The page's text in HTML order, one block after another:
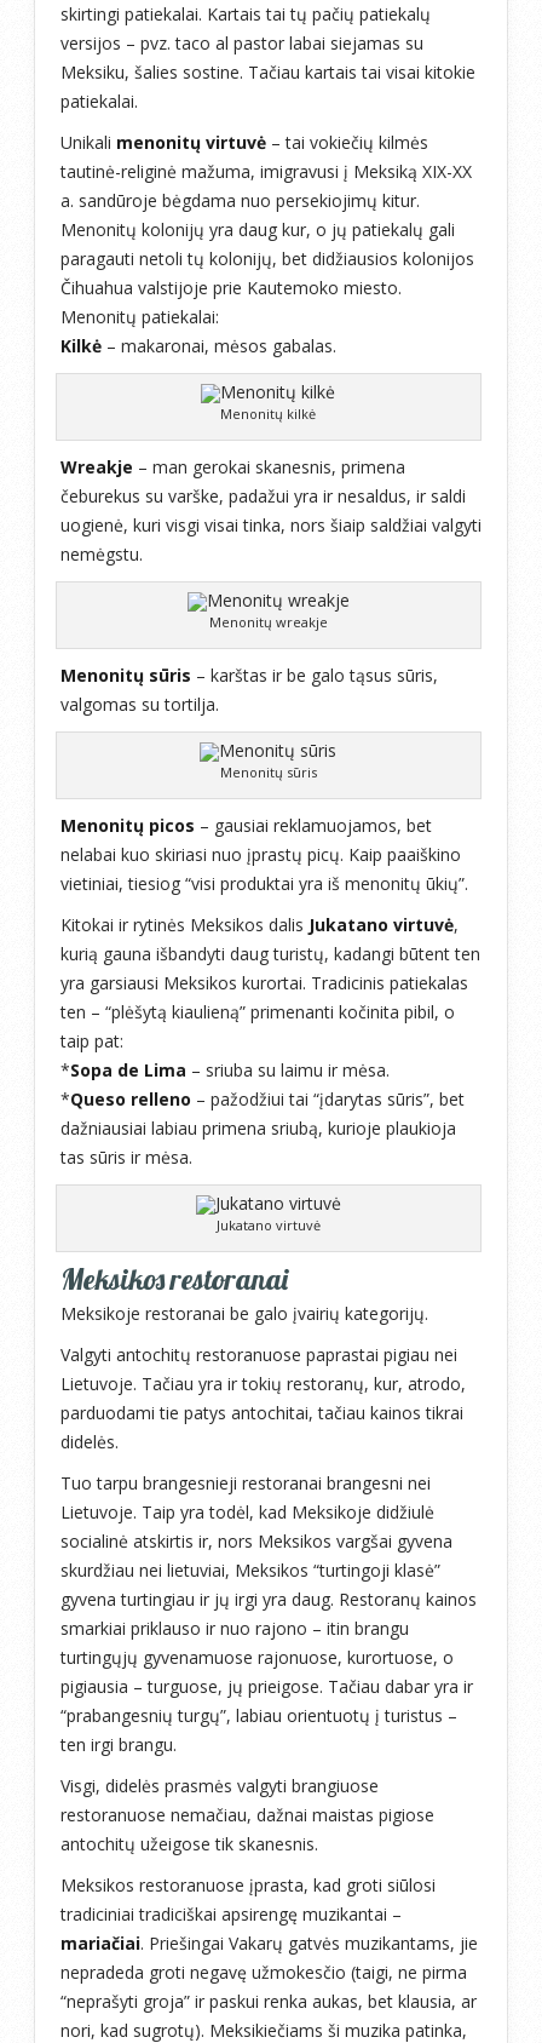
skirtingi patiekalai. Kartais tai tų pačių patiekalų
versijos – pvz. taco al pastor labai siejamas su
Meksiku, šalies sostine. Tačiau kartais tai visai kitokie
patiekalai.
Unikali menonitų virtuvė – tai vokiečių kilmės
tautinė-religinė mažuma, imigravusi į Meksiką XIX-XX
a. sandūroje bėgdama nuo persekiojimų kitur.
Menonitų kolonijų yra daug kur, o jų patiekalų gali
paragauti netoli tų kolonijų, bet didžiausios kolonijos
Čihuahua valstijoje prie Kautemoko miesto.
Menonitų patiekalai:
Kilkė – makaronai, mėsos gabalas.
Menonitų kilkė
Wreakje – man gerokai skanesnis, primena
čeburekus su varške, padažui yra ir nesaldus, ir saldi
uogienė, kuri visgi visai tinka, nors šiaip saldžiai valgyti
nemėgstu.
Menonitų wreakje
Menonitų sūris – karštas ir be galo tąsus sūris,
valgomas su tortilja.
Menonitų sūris
Menonitų picos – gausiai reklamuojamos, bet
nelabai kuo skiriasi nuo įprastų picų. Kaip paaiškino
vietiniai, tiesiog “visi produktai yra iš menonitų ūkių”.
Kitokai ir rytinės Meksikos dalis Jukatano virtuvė,
kurią gauna išbandyti daug turistų, kadangi būtent ten
yra garsiausi Meksikos kurortai. Tradicinis patiekalas
ten – “plėšytą kiaulieną” primenanti kočinita pibil, o
taip pat:
*Sopa de Lima – sriuba su laimu ir mėsa.
*Queso relleno – pažodžiui tai “įdarytas sūris”, bet
dažniausiai labiau primena sriubą, kurioje plaukioja
tas sūris ir mėsa.
Jukatano virtuvė
Meksikos restoranai
Meksikoje restoranai be galo įvairių kategorijų.
Valgyti antochitų restoranuose paprastai pigiau nei
Lietuvoje. Tačiau yra ir tokių restoranų, kur, atrodo,
parduodami tie patys antochitai, tačiau kainos tikrai
didelės.
Tuo tarpu brangesnieji restoranai brangesni nei
Lietuvoje. Taip yra todėl, kad Meksikoje didžiulė
socialinė atskirtis ir, nors Meksikos vargšai gyvena
skurdžiau nei lietuviai, Meksikos “turtingoji klasė”
gyvena turtingiau ir jų irgi yra daug. Restoranų kainos
smarkiai priklauso ir nuo rajono – itin brangu
turtingųjų gyvenamuose rajonuose, kurortuose, o
pigiausia – turguose, jų prieigose. Tačiau dabar yra ir
“prabangesnių turgų”, labiau orientuotų į turistus –
ten irgi brangu.
Visgi, didelės prasmės valgyti brangiuose
restoranuose nemačiau, dažnai maistas pigiose
antochitų užeigose tik skanesnis.
Meksikos restoranuose įprasta, kad groti siūlosi
tradiciniai tradiciškai apsirengę muzikantai –
mariačiai. Priešingai Vakarų gatvės muzikantams, jie
nepradeda groti negavę užmokesčio (taigi, ne pirma
“neprašyti groja” ir paskui renka aukas, bet klausia, ar
nori, kad sugrotų). Meksikiečiams ši muzika patinka,